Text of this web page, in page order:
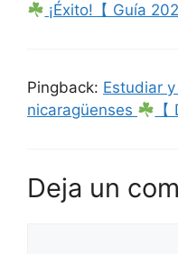
¡Éxito!【 Guía
Pingback: Estudiar
nicaragüenses
Deja un